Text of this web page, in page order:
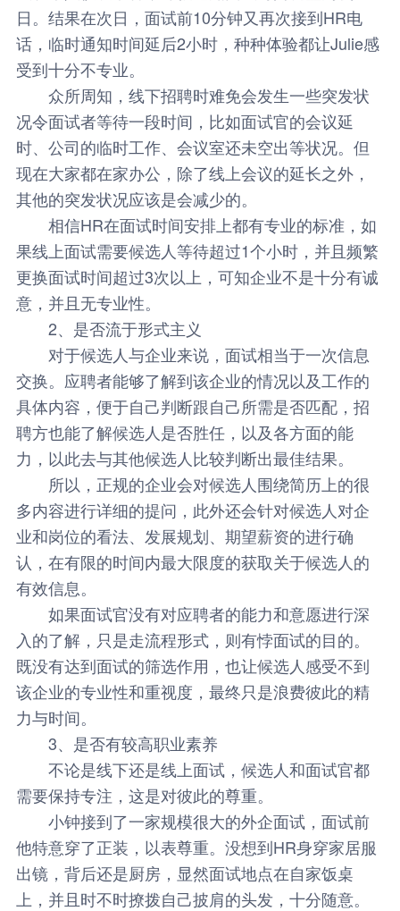
日。结果在次日，面试前10分钟又再次接到HR电
话，临时通知时间延后2小时，种种体验都让Julie感
受到十分不专业。
众所周知，线下招聘时难免会发生一些突发状
况令面试者等待一段时间，比如面试官的会议延
时、公司的临时工作、会议室还未空出等状况。但
现在大家都在家办公，除了线上会议的延长之外，
其他的突发状况应该是会减少的。
相信HR在面试时间安排上都有专业的标准，如
果线上面试需要候选人等待超过1个小时，并且频繁
更换面试时间超过3次以上，可知企业不是十分有诚
意，并且无专业性。
2、是否流于形式主义
对于候选人与企业来说，面试相当于一次信息
交换。应聘者能够了解到该企业的情况以及工作的
具体内容，便于自己判断跟自己所需是否匹配，招
聘方也能了解候选人是否胜任，以及各方面的能
力，以此去与其他候选人比较判断出最佳结果。
所以，正规的企业会对候选人围绕简历上的很
多内容进行详细的提问，此外还会针对候选人对企
业和岗位的看法、发展规划、期望薪资的进行确
认，在有限的时间内最大限度的获取关于候选人的
有效信息。
如果面试官没有对应聘者的能力和意愿进行深
入的了解，只是走流程形式，则有悖面试的目的。
既没有达到面试的筛选作用，也让候选人感受不到
该企业的专业性和重视度，最终只是浪费彼此的精
力与时间。
3、是否有较高职业素养
不论是线下还是线上面试，候选人和面试官都
需要保持专注，这是对彼此的尊重。
小钟接到了一家规模很大的外企面试，面试前
他特意穿了正装，以表尊重。没想到HR身穿家居服
出镜，背后还是厨房，显然面试地点在自家饭桌
上，并且时不时撩拨自己披肩的头发，十分随意。